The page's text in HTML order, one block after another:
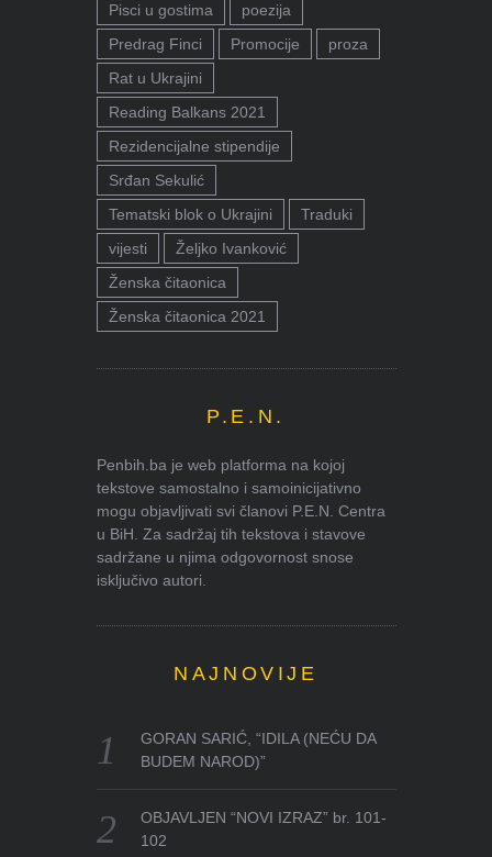
Pisci u gostima
poezija
Predrag Finci
Promocije
proza
Rat u Ukrajini
Reading Balkans 2021
Rezidencijalne stipendije
Srđan Sekulić
Tematski blok o Ukrajini
Traduki
vijesti
Željko Ivanković
Ženska čitaonica
Ženska čitaonica 2021
P.E.N.
Penbih.ba je web platforma na kojoj
tekstove samostalno i samoinicijativno
mogu objavljivati svi članovi P.E.N. Centra
u BiH. Za sadržaj tih tekstova i stavove
sadržane u njima odgovornost snose
isključivo autori.
NAJNOVIJE
GORAN SARIĆ, “IDILA (NEĆU DA
BUDEM NAROD)”
OBJAVLJEN “NOVI IZRAZ” br. 101-
102